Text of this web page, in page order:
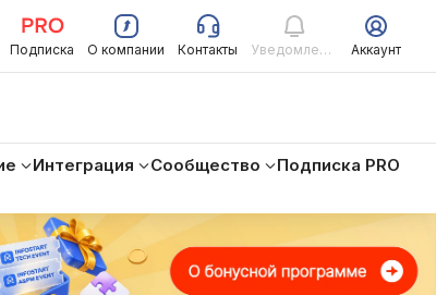
Подписка О компании Контакты Уведомления Аккаунт
Интеграция Сообщество
Подписка PRO